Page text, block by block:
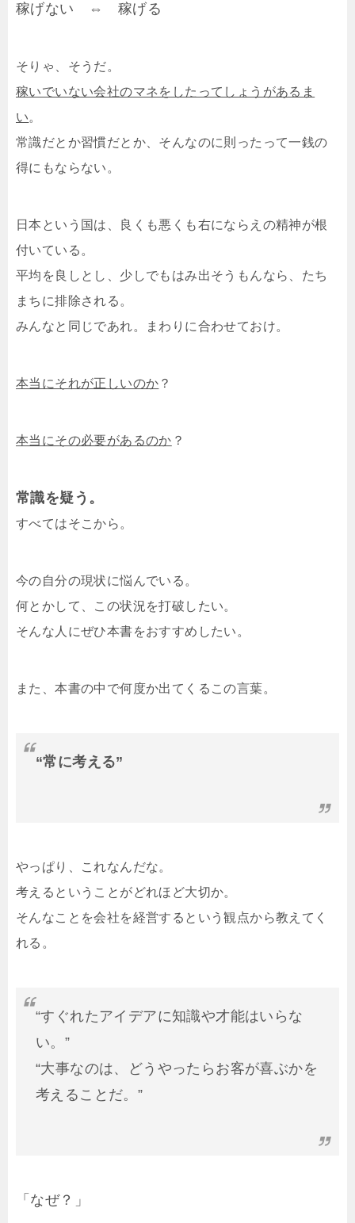
稼げない ⇔ 稼げる
そりゃ、そうだ。
稼いでいない会社のマネをしたってしょうがあるま
い。
常識だとか習慣だとか、そんなのに則ったって一銭の
得にもならない。
日本という国は、良くも悪くも右にならえの精神が根
付いている。
平均を良しとし、少しでもはみ出そうもんなら、たち
まちに排除される。
みんなと同じであれ。まわりに合わせておけ。
本当にそれが正しいのか ？
本当にその必要があるのか ？
常識を疑う。
すべてはそこから。
今の自分の現状に悩んでいる。
何とかして、この状況を打破したい。
そんな人にぜひ本書をおすすめしたい。
また、本書の中で何度か出てくるこの言葉。
“常に考える”
やっぱり、これなんだな。
考えるということがどれほど大切か。
そんなことを会社を経営するという観点から教えてく
れる。
“すぐれたアイデアに知識や才能はいらな
い。”
“大事なのは、どうやったらお客が喜ぶかを
考えることだ。”
「なぜ？」